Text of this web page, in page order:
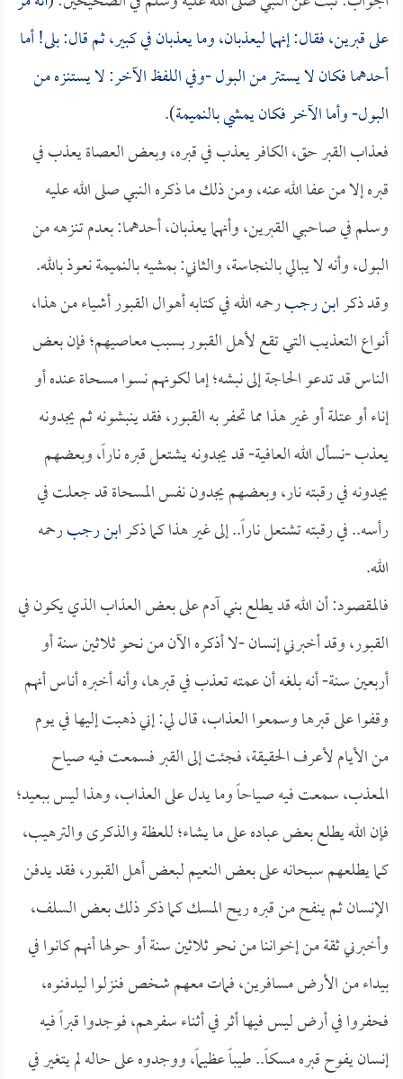
على قبرين، فقال: إنهما ليعذبان، وما يعذبان في كبير، ثم قال: بلى! أما
أحدهما فكان لا يستتر من البول -وفي اللفظ الآخر: لا يستنزه من
البول- وأما الآخر فكان يمشي بالنميمة).
فعذاب القبر حق، الكافر يعذب في قبره، وبعض العصاة يعذب في
قبره إلا من عفا الله عنه، ومن ذلك ما ذكره النبي صلى الله عليه
وسلم في صاحبي القبرين، وأنهما يعذبان، أحدهما: بعدم تنزهه من
البول، وأنه لا يبالي بالنجاسة، والثاني: بمشيه بالنميمة نعوذ بالله.
وقد ذكرابن رجبرحمه الله في كتابه أهوال القبور أشياء من هذا،
أنواع التعذيب التي تقع لأهل القبور بسبب معاصيهم؛ فإن بعض
الناس قد تدعو الحاجة إلى نبشه؛ إما لكونهم نسوا مسحاة عنده أو
إناء أو عتلة أو غير هذا مما تحفر به القبور، فقد ينبشونه ثم يجدونه
يعذب -نسأل الله العافية- قد يجدونه يشتعل قبره ناراً، وبعضهم
يجدونه في رقبته نار، وبعضهم يجدون نفس المسحاة قد جعلت في
رأسه.. في رقبته تشتعل ناراً.. إلى غير هذا كما ذكرابن رجبرحمه
الله.
فالمقصود: أن الله قد يطلع بني آدم على بعض العذاب الذي يكون في
القبور، وقد أخبرني إنسان -لا أذكره الآن من نحو ثلاثين سنة أو
أربعين سنة- أنه بلغه أن عمته تعذب في قبرها، وأنه أخبره أناس أنهم
وقفوا على قبرها وسمعوا العذاب، قال لي: إني ذهبت إليها في يوم
من الأيام لأعرف الحقيقة، فجئت إلى القبر فسمعت فيه صياح
المعذب، سمعت فيه صياحاً وما يدل على العذاب، وهذا ليس ببعيد؛
فإن الله يطلع بعض عباده على ما يشاء؛ للعظة والذكرى والترهيب،
كما يطلعهم سبحانه على بعض النعيم لبعض أهل القبور، فقد يدفن
الإنسان ثم ينفح من قبره ريح المسك كما ذكر ذلك بعض السلف،
وأخبرني ثقة من إخواننا من نحو ثلاثين سنة أو حولها أنهم كانوا في
بيداء من الأرض مسافرين، فمات معهم شخص فنزلوا ليدفنوه،
فحفروا في أرض ليس فيها أثر في أثناء سفرهم، فوجدوا قبراً فيه
إنسان يفوح قبره مسكاً.. طيباً عظيماً، ووجدوه على حاله لم يتغير في